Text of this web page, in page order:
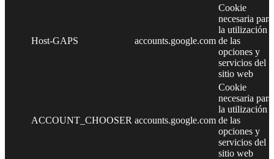
Host-GAPS accounts.google.com
Cookie
necesaria para
la utilización
de las
opciones y
servicios del
sitio web
ACCOUNT_CHOOSER accounts.google.com
Cookie
necesaria para
la utilización
de las
opciones y
servicios del
sitio web